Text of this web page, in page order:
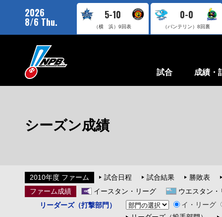
2026
8/6 Thu.
5-10
（横 浜）9回表
0-0
（バンテリン）8回裏
試合 成績・
シーズン成績
2010年度 ファーム 試合日程 試合結果
勝敗表
ファーム成績
イースタン・リーグ
ウエスタン・
リーダーズ（打撃部門）
イ・リーグ